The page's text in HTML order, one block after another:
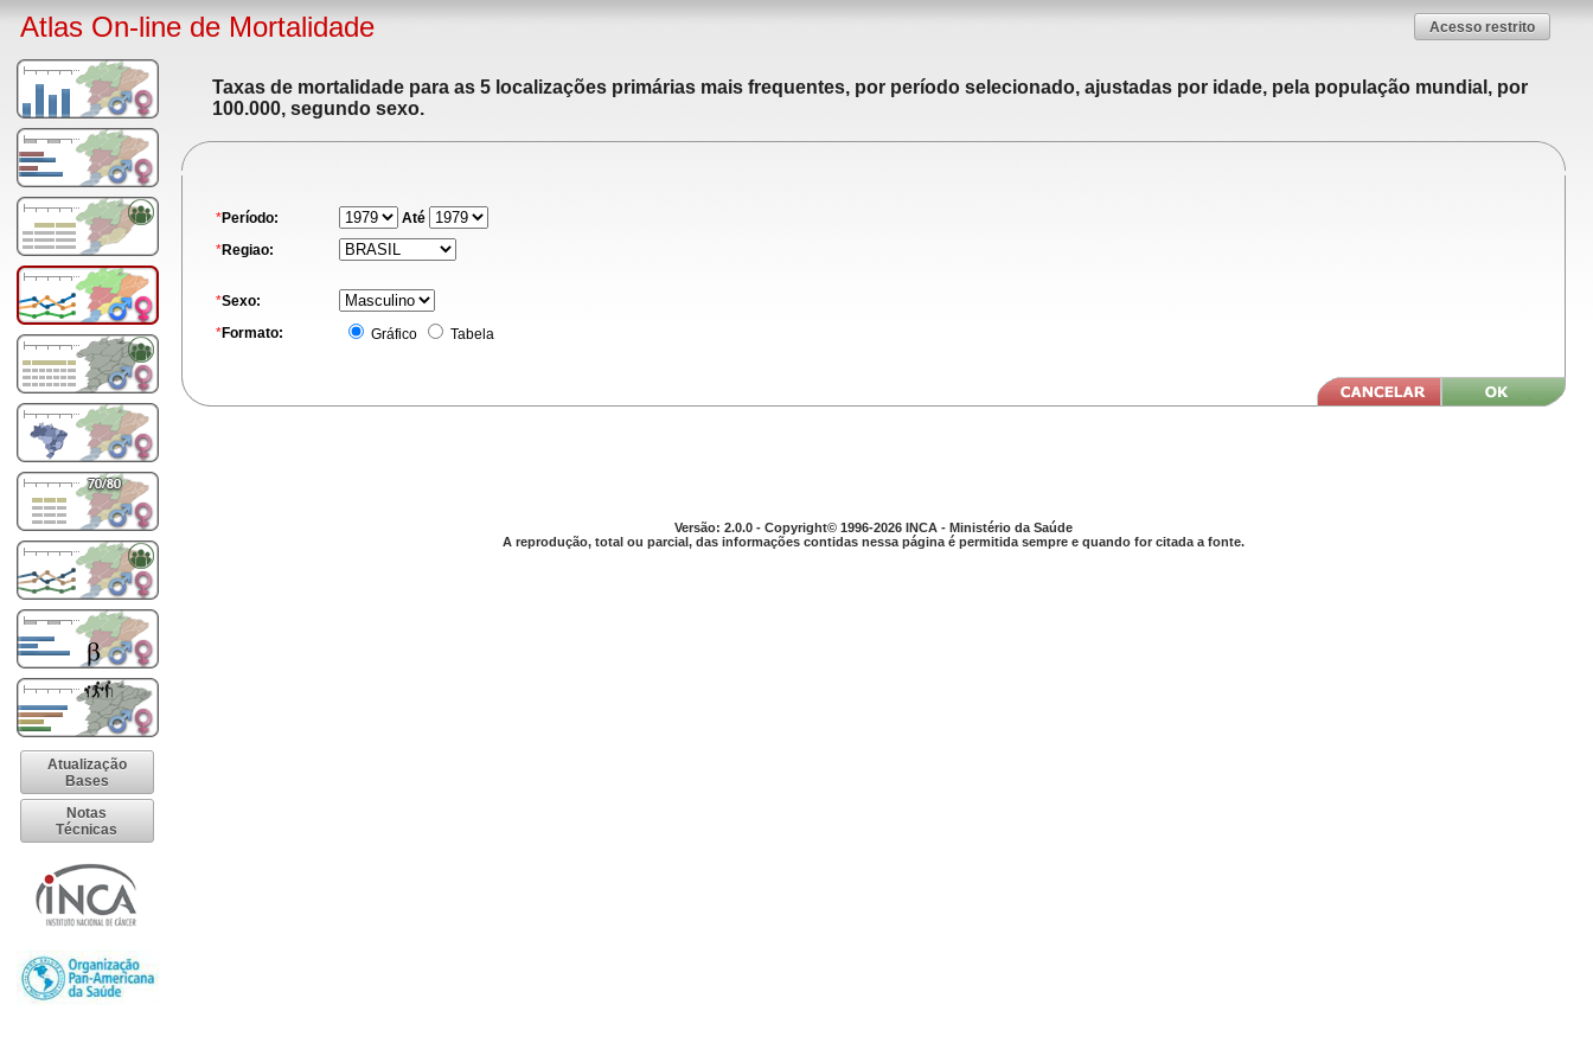
Atlas On-line de Mortalidade Acesso restrito
Atualização
Bases
Notas
Técnicas
Taxas de mortalidade para as 5 localizações primárias mais frequentes, por período selecionado, ajustadas por idade, pela população mundial, por
100.000, segundo sexo.
*Período:
Até
*Regiao:
*Sexo:
*Formato: Gráfico Tabela
Versão: 2.0.0 - Copyright© 1996-2026 INCA - Ministério da Saúde
A reprodução, total ou parcial, das informações contidas nessa página é permitida sempre e quando for citada a fonte.